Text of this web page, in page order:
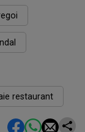
restaurant